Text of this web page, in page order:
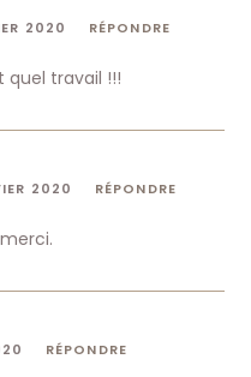
2020 RÉPONDRE
travail !!!
2020 RÉPONDRE
RÉPONDRE